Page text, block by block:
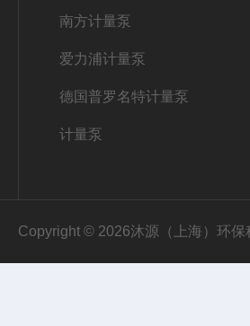
南方计量泵
爱力浦计量泵
德国普罗名特计量泵
计量泵
Copyright © 2026沐源（上海）环